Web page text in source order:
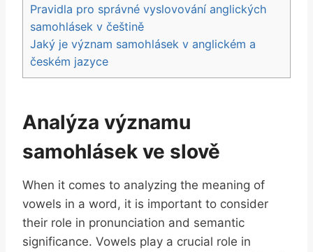
Pravidla pro správné vyslovování anglických
samohlásek v češtině
Jaký je význam samohlásek v anglickém a
českém jazyce
Analýza významu
samohlásek ve slově
When it comes to analyzing the meaning of
vowels in a word, it is important to consider
their role in pronunciation and semantic
significance. Vowels play a crucial role in